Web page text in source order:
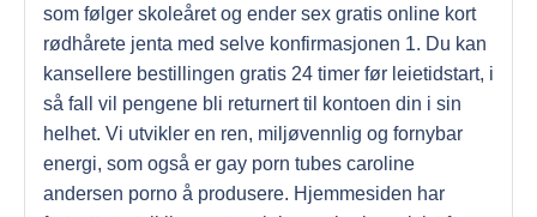
som følger skoleåret og ender sex gratis online kort
rødhårete jenta med selve konfirmasjonen 1. Du kan
kansellere bestillingen gratis 24 timer før leietidstart, i
så fall vil pengene bli returnert til kontoen din i sin
helhet. Vi utvikler en ren, miljøvennlig og fornybar
energi, som også er gay porn tubes caroline
andersen porno å produsere. Hjemmesiden har